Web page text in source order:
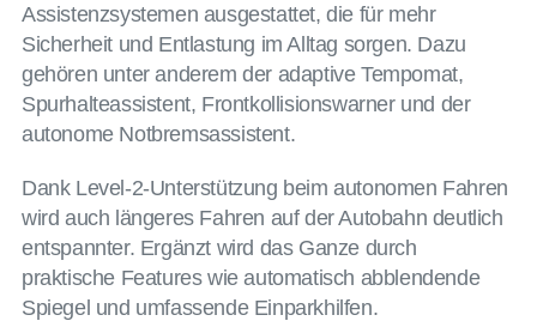
Assistenzsystemen ausgestattet, die für mehr
Sicherheit und Entlastung im Alltag sorgen. Dazu
gehören unter anderem der adaptive Tempomat,
Spurhalteassistent, Frontkollisionswarner und der
autonome Notbremsassistent.
Dank Level-2-Unterstützung beim autonomen Fahren
wird auch längeres Fahren auf der Autobahn deutlich
entspannter. Ergänzt wird das Ganze durch
praktische Features wie automatisch abblendende
Spiegel und umfassende Einparkhilfen.